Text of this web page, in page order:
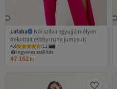
Lafaba
Női szilva egyujjú mélyen
dekoltált estélyi ruha jumpsuit
4.6 (11)
Legalacsonyabb (30 nap)
Ingyenes szállítás
Legalacsonyabb (30 nap)
47 162 Ft